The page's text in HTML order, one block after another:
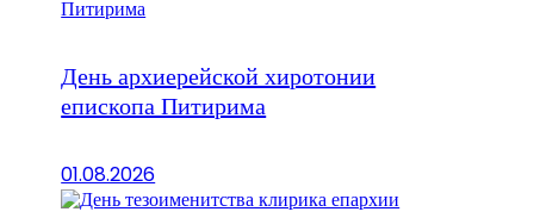
День архиерейской хиротонии
епископа Питирима
01.08.2026